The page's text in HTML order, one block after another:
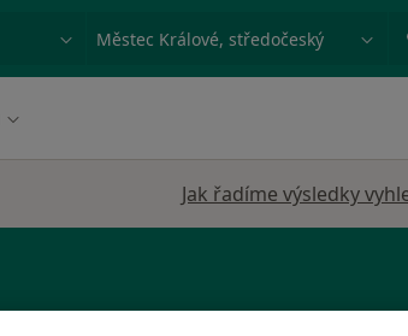
Město nebo region
Jak řadíme výsledky